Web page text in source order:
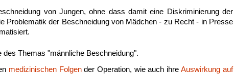
von Jungen, ohne dass damit eine Diskriminierung der
Problematik der Beschneidung von Mädchen - zu Recht - in Presse
des Themas "männliche Beschneidung".
medizinischen Folgender Operation, wie auch ihreAuswirkung auf